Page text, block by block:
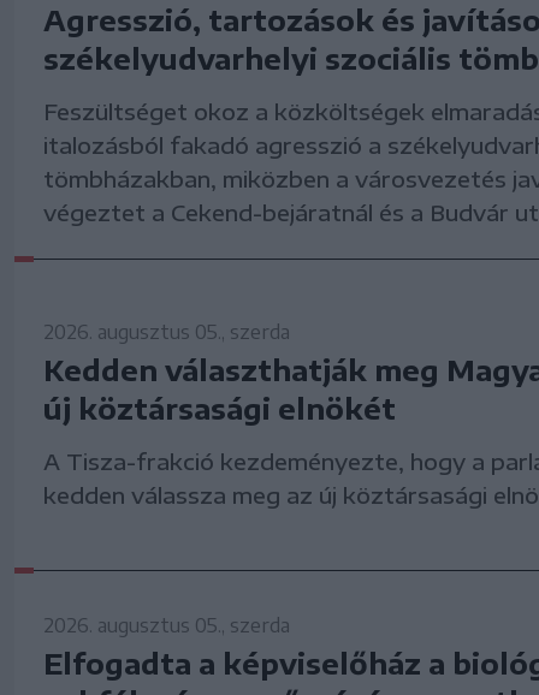
Agresszió, tartozások és
székelyudvarhelyi szociális
Feszültséget okoz a közköltségek
italozásból fakadó agresszió a
tömbházakban, miközben a városvezetés
végeztet a Cekend-bejáratnál és a Budvár
2026. augusztus 05., szerda
Kedden választhatják meg
új köztársasági elnökét
A Tisza-frakció kezdeményezte, hogy a
kedden válassza meg az új köztársasági
2026. augusztus 05., szerda
Elfogadta a képviselőház a